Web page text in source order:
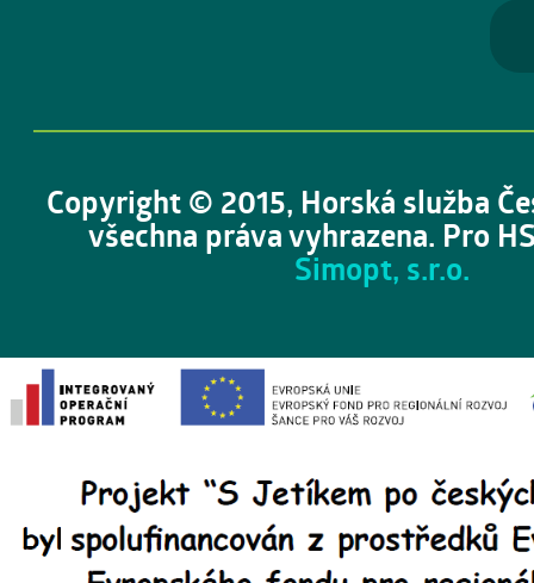
Copyright © 2015, Horská služba
všechna práva vyhrazena. Pro
Simopt, s.r.o.